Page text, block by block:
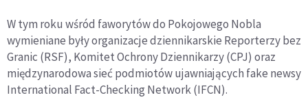
W tym roku wśród faworytów do Pokojowego Nobla
wymieniane były organizacje dziennikarskie Reporterzy bez
Granic (RSF), Komitet Ochrony Dziennikarzy (CPJ) oraz
międzynarodowa sieć podmiotów ujawniających fake newsy
International Fact-Checking Network (IFCN).